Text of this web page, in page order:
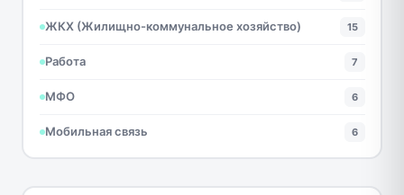
ЖКХ (Жилищно-коммунальное хозяйство) 15
Работа 7
МФО 6
Мобильная связь 6